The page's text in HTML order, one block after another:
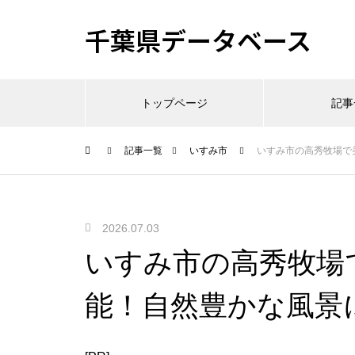
千葉県データベース
トップページ 記
記事一覧 いすみ市 いすみ市の高秀牧場
2026.07.03
いすみ市の高秀牧
能！自然豊かな風景